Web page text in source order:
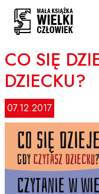
Przejdź
treści
CO SIĘ
DZIECKU?
07.12.2017